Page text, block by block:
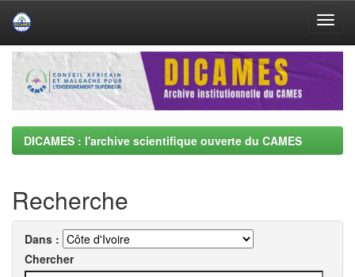
Skip
navigation
DICAMES : l'archive scientifique ouverte du CAMES
Recherche
Dans :
Chercher